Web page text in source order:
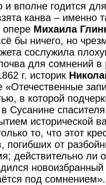
и вполне годится
канва – именно
опере Михаила
бы ничего, но
сослужила
для сомнений в
г. историк
в которой
Сусанине
исторической
то, что этот
погибших от
действительно ли
новоизбранный
под сомнением».